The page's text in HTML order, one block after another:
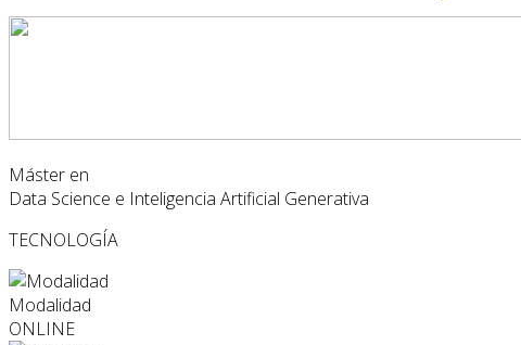
Máster en
Data Science e Inteligencia Artificial Generativa
TECNOLOGÍA
Modalidad
ONLINE